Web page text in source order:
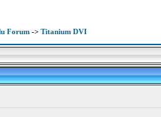
Forum-> Titanium DVI